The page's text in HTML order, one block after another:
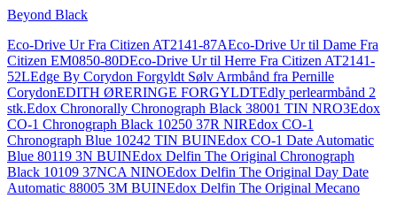
Beyond Black
Eco-Drive Ur Fra Citizen AT2141-87AEco-Drive Ur til Dame Fra
Citizen EM0850-80DEco-Drive Ur til Herre Fra Citizen AT2141-
52LEdge By Corydon Forgyldt Sølv Armbånd fra Pernille
CorydonEDITH ØRERINGE FORGYLDTEdly perlearmbånd 2
stk.Edox Chronorally Chronograph Black 38001 TIN NRO3Edox
CO-1 Chronograph Black 10250 37R NIREdox CO-1
Chronograph Blue 10242 TIN BUINEdox CO-1 Date Automatic
Blue 80119 3N BUINEdox Delfin The Original Chronograph
Black 10109 37NCA NINOEdox Delfin The Original Day Date
Automatic 88005 3M BUINEdox Delfin The Original Mecano